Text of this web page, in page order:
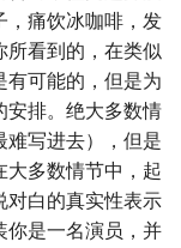
，痛饮冰咖啡，发
所看到的，在类似
有可能的，但是为
安排。绝大多数情
难写进去），但是
大多数情节中，起
对白的真实性表示
你是一名演员，并